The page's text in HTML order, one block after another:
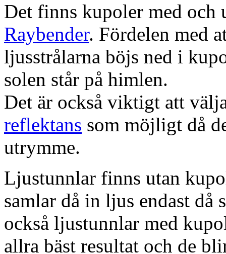
Det finns kupoler med och
Raybender. Fördelen med
ljusstrålarna böjs ned i
solen står på himlen.
Det är också viktigt att
reflektans som möjligt då
utrymme.
Ljustunnlar finns utan
samlar då in ljus endast då
också ljustunnlar med
allra bäst resultat och de